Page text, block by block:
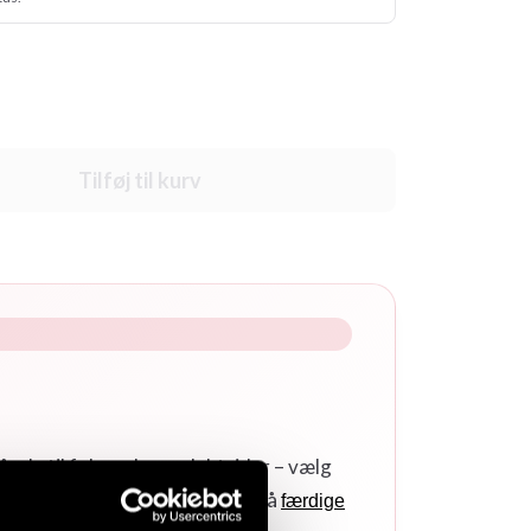
Tilføj til kurv
du til følgende produktsider – vælg
tofarvede bælter. Du finder også færdige